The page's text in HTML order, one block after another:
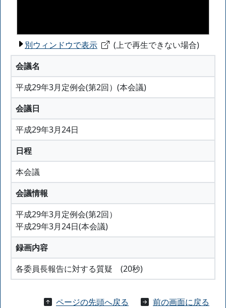
別ウィンドウで表示
(上で再生できない場合)
会議名
平成29年3月定例会(第2回）(本会議)
会議日
平成29年3月24日
日程
本会議
会議情報
平成29年3月定例会(第2回）
平成29年3月24日(本会議)
録画内容
各委員長報告に対する質疑 (20秒)
ページの先頭へ戻る
前の画面に戻る